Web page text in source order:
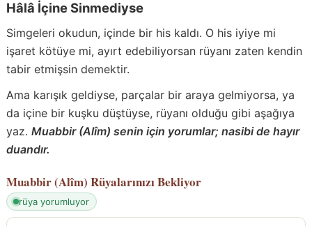
Hâlâ İçine Sinmediyse
Simgeleri okudun, içinde bir his kaldı. O his iyiye mi
işaret kötüye mi, ayırt edebiliyorsan rüyanı zaten kendin
tabir etmişsin demektir.
Ama karışık geldiyse, parçalar bir araya gelmiyorsa, ya
da içine bir kuşku düştüyse, rüyanı olduğu gibi aşağıya
yaz. Muabbir (Alîm) senin için yorumlar; nasibi de hayır
duandır.
Muabbir (Alîm) Rüyalarınızı Bekliyor
rüya yorumluyor